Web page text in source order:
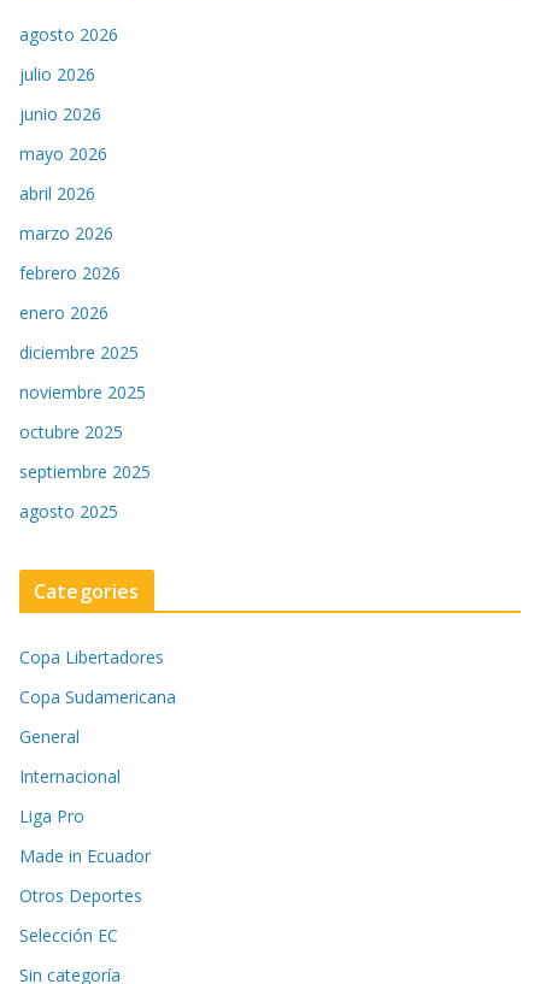
agosto 2026
julio 2026
junio 2026
mayo 2026
abril 2026
marzo 2026
febrero 2026
enero 2026
diciembre 2025
noviembre 2025
octubre 2025
septiembre 2025
agosto 2025
Categories
Copa Libertadores
Copa Sudamericana
General
Internacional
Liga Pro
Made in Ecuador
Otros Deportes
Selección EC
Sin categoría